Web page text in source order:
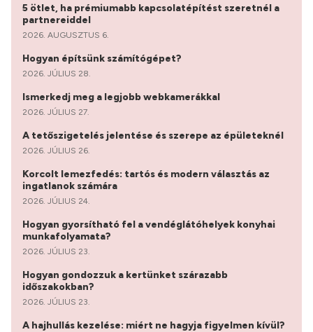
5 ötlet, ha prémiumabb kapcsolatépítést szeretnél a
partnereiddel
2026. AUGUSZTUS 6.
Hogyan építsünk számítógépet?
2026. JÚLIUS 28.
Ismerkedj meg a legjobb webkamerákkal
2026. JÚLIUS 27.
A tetőszigetelés jelentése és szerepe az épületeknél
2026. JÚLIUS 26.
Korcolt lemezfedés: tartós és modern választás az
ingatlanok számára
2026. JÚLIUS 24.
Hogyan gyorsítható fel a vendéglátóhelyek konyhai
munkafolyamata?
2026. JÚLIUS 23.
Hogyan gondozzuk a kertünket szárazabb
időszakokban?
2026. JÚLIUS 23.
A hajhullás kezelése: miért ne hagyja figyelmen kívül?